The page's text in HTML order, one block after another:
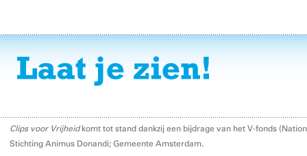
Clips voor Vrijheidkomt tot stand dankzij een bijdrage van het V-fonds
Stichting Animus Donandi; Gemeente Amsterdam.